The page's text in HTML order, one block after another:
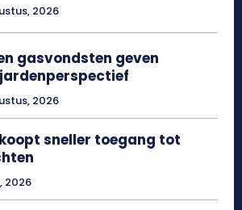
2026
gasvondsten geven
2026
sneller toegang tot
2026